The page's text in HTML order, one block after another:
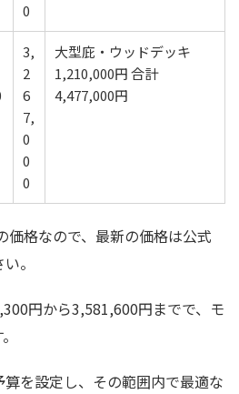
0
3,
2
6
7,
0
0
0
大型庇・ウッドデッキ
1,210,000円 合計
4,477,000円
格なので、最新の価格は公式
。
円から3,581,600円までで、モ
を設定し、その範囲内で最適な